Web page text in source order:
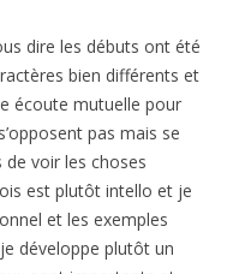
dire les débuts ont été
bien différents et
écoute mutuelle pour
pas mais se
voir les choses
est plutôt intello et je
et les exemples
développe plutôt un